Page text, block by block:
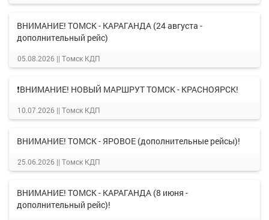
ВНИМАНИЕ! ТОМСК - КАРАГАНДА (24 августа -
дополнительный рейс)
05.08.2026 || Томск КДП
❗ВНИМАНИЕ! НОВЫЙ МАРШРУТ ТОМСК - КРАСНОЯРСК!
10.07.2026 || Томск КДП
ВНИМАНИЕ! ТОМСК - ЯРОВОЕ (дополнительные рейсы)!
25.06.2026 || Томск КДП
ВНИМАНИЕ! ТОМСК - КАРАГАНДА (8 июня -
дополнительный рейс)!